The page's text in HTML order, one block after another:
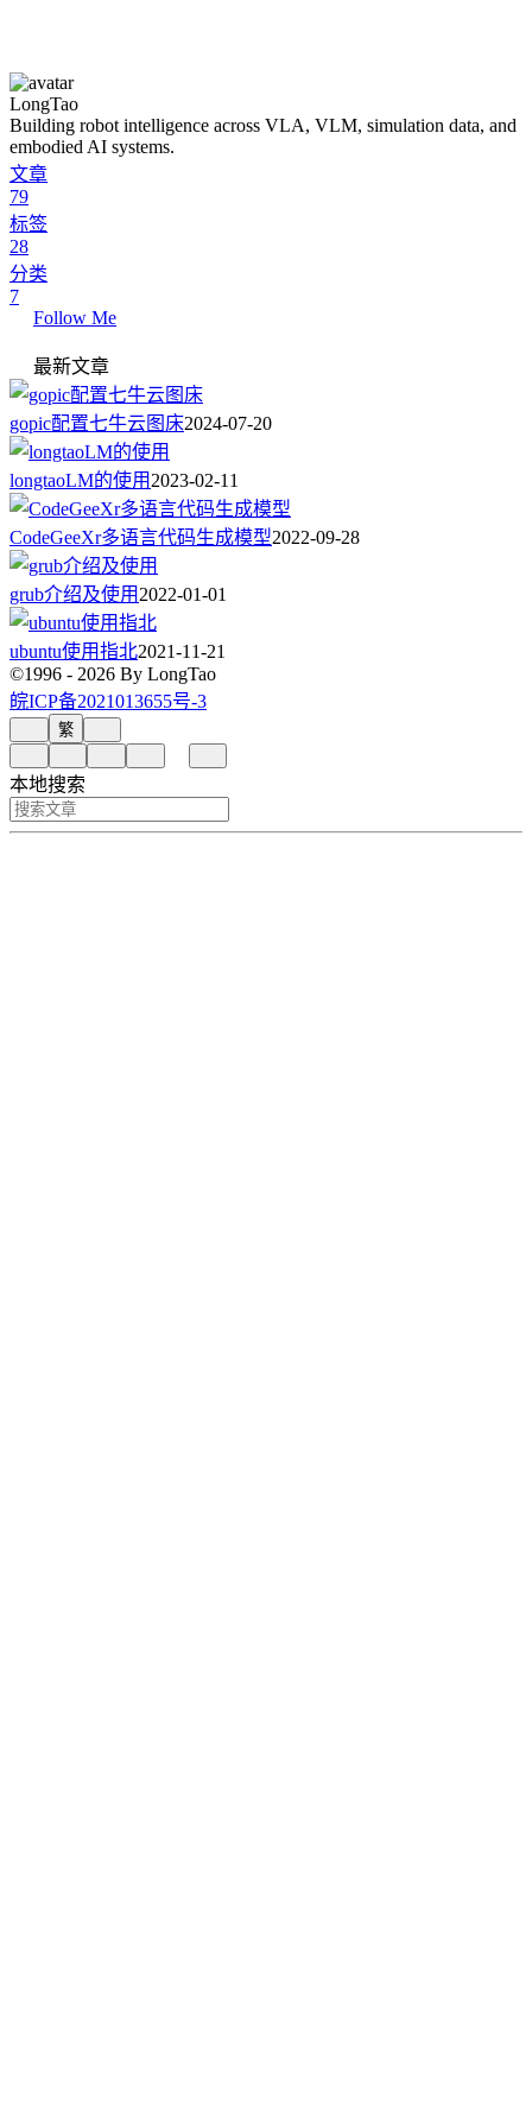
LongTao
Building robot intelligence across VLA, VLM, simulation data, and
embodied AI systems.
文章
79
标签
28
分类
7
Follow Me
最新文章
gopic配置七牛云图床2024-07-20
longtaoLM的使用 2023-02-11
CodeGeeXr多语言代码生成模型2022-09-28
grub介绍及使用 2022-01-01
ubuntu使用指北2021-11-21
©1996 - 2026 By LongTao
皖ICP备2021013655号-3
繁
本地搜索